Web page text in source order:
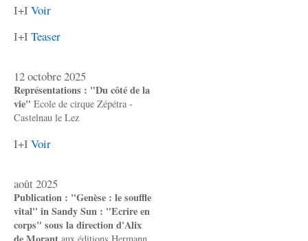
I+I Voir
I+I Teaser
12 octobre 2025
Représentations : "Du côté de la
vie" Ecole de cirque Zépétra -
Castelnau le Lez
I+I Voir
août 2025
Publication : "Genèse : le souffle
vital" in Sandy Sun : "Ecrire en
corps" sous la direction d'Alix